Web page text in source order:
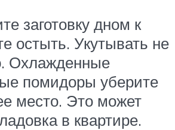
заготовку дном к
остыть. Укутывать не
Охлажденные
помидоры уберите
место. Это может
в квартире.